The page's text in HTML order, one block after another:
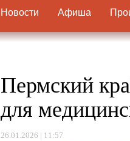
Новости Афиша
Пермский
для
26.01.2026 | 11:57